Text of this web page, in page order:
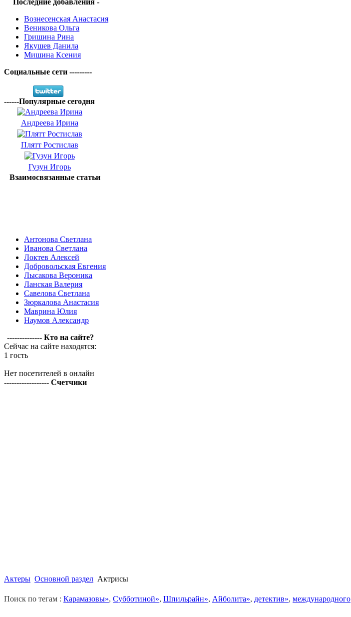
Последние добавления -
Вознесенская Анастасия
Веникова Ольга
Гришина Рина
Якушев Данила
Мишина Ксения
Социальные сети ---------
------Популярные сегодня
Андреева Ирина
Плятт Ростислав
Гузун Игорь
Взаимосвязанные статьи
Антонова Светлана
Иванова Светлана
Локтев Алексей
Добровольская Евгения
Лысакова Вероника
Ланская Валерия
Савелова Светлана
Зюркалова Анастасия
Маврина Юлия
Наумов Александр
-------------- Кто на сайте?
Сейчас на сайте находятся:
1 гость
Нет посетителей в онлайн
------------------ Счетчики
Актеры Основной раздел Актрисы
Поиск по тегам : Карамазовы», Субботиной», Шпильрайн», Айболита», детектив», международного